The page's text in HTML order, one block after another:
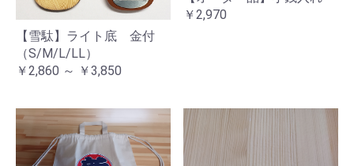
【雪駄】ライト底 金付
（S/M/L/LL）
￥2,860 ～ ￥3,850
￥2,970